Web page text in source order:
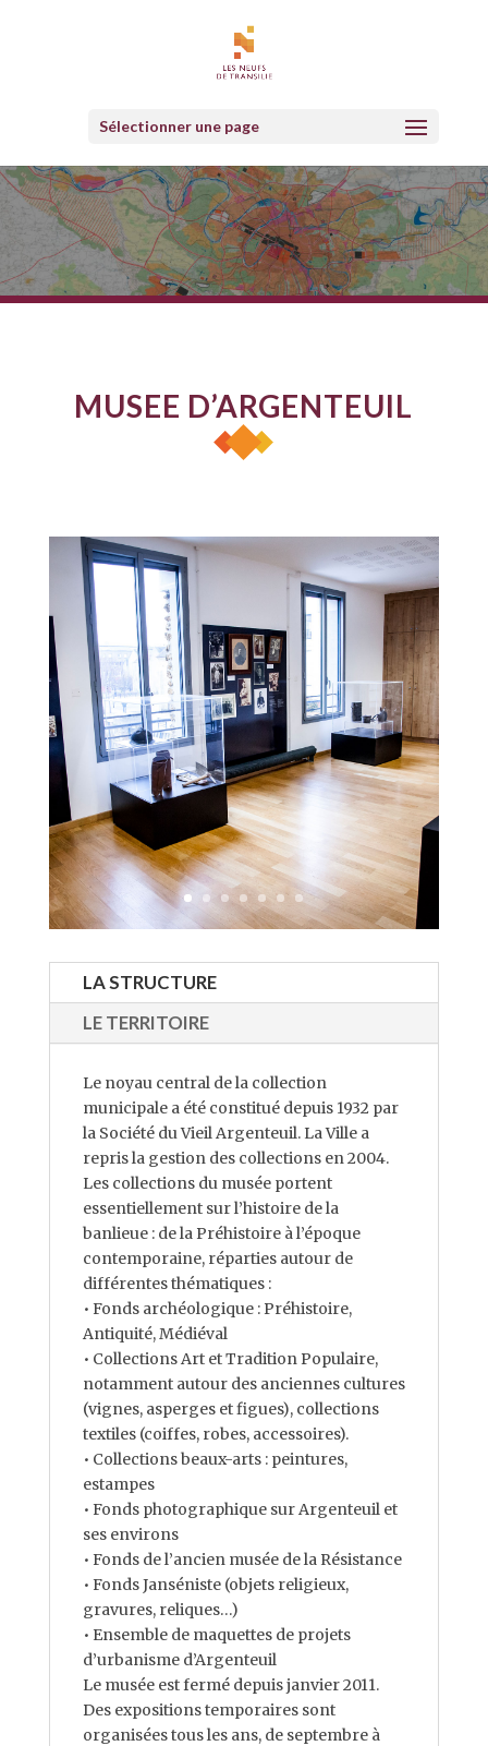
Sélectionner une page
MUSEE D’ARGENTEUIL
LA STRUCTURE
LE TERRITOIRE
Le noyau central de la collection
municipale a été constitué depuis 1932 par
la Société du Vieil Argenteuil. La Ville a
repris la gestion des collections en 2004.
Les collections du musée portent
essentiellement sur l’histoire de la
banlieue : de la Préhistoire à l’époque
contemporaine, réparties autour de
différentes thématiques :
• Fonds archéologique : Préhistoire,
Antiquité, Médiéval
• Collections Art et Tradition Populaire,
notamment autour des anciennes cultures
(vignes, asperges et figues), collections
textiles (coiffes, robes, accessoires).
• Collections beaux-arts : peintures,
estampes
• Fonds photographique sur Argenteuil et
ses environs
• Fonds de l’ancien musée de la Résistance
• Fonds Janséniste (objets religieux,
gravures, reliques…)
• Ensemble de maquettes de projets
d’urbanisme d’Argenteuil
Le musée est fermé depuis janvier 2011.
Des expositions temporaires sont
organisées tous les ans, de septembre à